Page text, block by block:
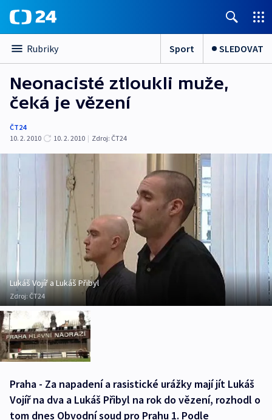
Rubriky Sport SLEDOVAT
Neonacisté ztloukli muže,
čeká je vězení
ČT24
10. 2. 2010
10. 2. 2010 | Zdroj: ČT24
Lukáš Vojíř a Lukáš Přibyl
Zdroj:ČT24
Praha - Za napadení a rasistické urážky mají jít Lukáš
Vojíř na dva a Lukáš Přibyl na rok do vězení, rozhodl o
tom dnes Obvodní soud pro Prahu 1. Podle